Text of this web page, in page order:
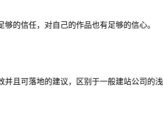
的信任，对自己的作品也有足够的信心。
且可落地的建议，区别于一般建站公司的